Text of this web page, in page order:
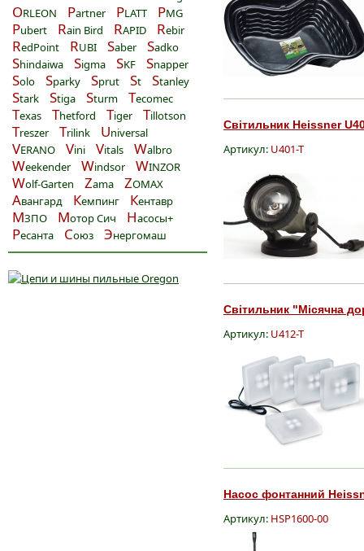
ORLEON Partner PLATT PMG
Pubert Rain Bird RAPID Rebir
RedPoint RUBI Saber Sadko
Shindaiwa Sigma SKF Snapper
Solo Sparky Sprut St Stanley
Stark Stiga Sturm Tecomec
Texas Thetford Tiger Tillotson
Treszer Trilink Universal
VERANO Vini Vitals Walbro
Weekender Windsor WINZOR
Wolf-Garten Zama ZOMAX
Авангард Кемпинг Кентавр
МЗПО Мотор Сич Насосы+
Ресанта Союз Энергомаш
Світильник Heissner
Артикул: U401-T
Світильник "Місячна
Артикул: U412-T
Насос фонтанний
Артикул: HSP1600-00